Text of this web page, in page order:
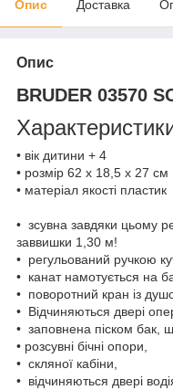
Опис Доставка
Опис
BRUDER 03570
• вік дитини + 4
• розмір 62 x 18,5 x 27 см
• матеріал якості пластик
• зсувна завдяки цьому
заввишки 1,30 м!
• регульований ручкою
• канат намотується на
• поворотний кран із
• Відчиняються двері
• заповнена піском бак,
• розсувні бічні опори,
• скляної кабіни,
• відчиняються двері